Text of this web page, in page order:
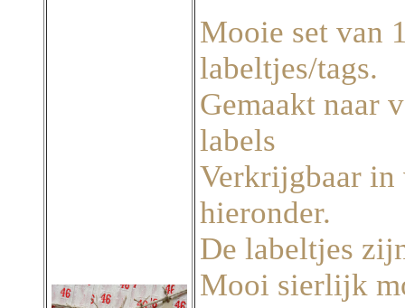
Mooie set van
labeltjes/tags.
Gemaakt naar
labels
Verkrijgbaar in
hieronder.
De labeltjes
Mooi sierlijk